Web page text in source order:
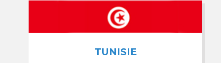
TUNISIE